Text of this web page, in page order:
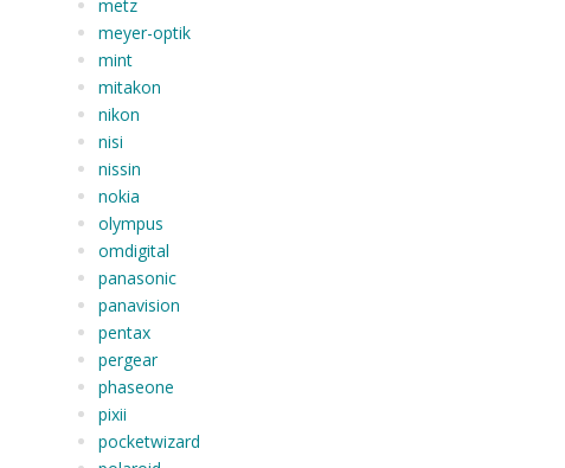
metz
meyer-optik
mint
mitakon
nikon
nisi
nissin
nokia
olympus
omdigital
panasonic
panavision
pentax
pergear
phaseone
pixii
pocketwizard